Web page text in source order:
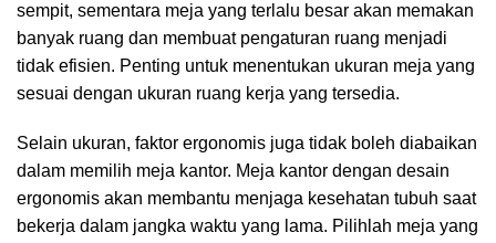
sempit, sementara meja yang terlalu besar akan memakan
banyak ruang dan membuat pengaturan ruang menjadi
tidak efisien. Penting untuk menentukan ukuran meja yang
sesuai dengan ukuran ruang kerja yang tersedia.
Selain ukuran, faktor ergonomis juga tidak boleh diabaikan
dalam memilih meja kantor. Meja kantor dengan desain
ergonomis akan membantu menjaga kesehatan tubuh saat
bekerja dalam jangka waktu yang lama. Pilihlah meja yang